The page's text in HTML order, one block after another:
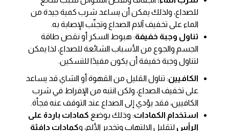
للصداع، ولذلك يمكن أن يساعد شرب كمية جيدة من
الماء على تخفيف آلام الصداع وتجنّب الإصابة به.
تناول وجبة خفيفة: هبوط السكر أو نقص طاقة
الجسم والجوع من الأسباب الشائعة للصداع، لذا يمكن
لتناول وجبة خفيفة أن يكون مفيدًا للتسكين.
الكافيين: تناول القليل من القهوة أو الشاي قد يساعد
على تخفيف الصداع، ولكن انتبه من الإفراط في شرب
الكافيين، فقد يؤدي إلى الصداع عند التوقف عنه فجأة.
استخدام الكمادات: وذلك بوضع كمادات باردة على
الرأس لتقليل الالتهاب وتخدير الألم، وكمادات دافئة